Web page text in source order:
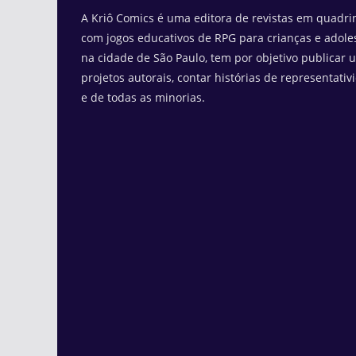
A Kriô Comics é uma editora de revistas em
com jogos educativos de RPG para crianças e
na cidade de São Paulo, tem por objetivo publicar
projetos autorais, contar histórias de
e de todas as minorias.